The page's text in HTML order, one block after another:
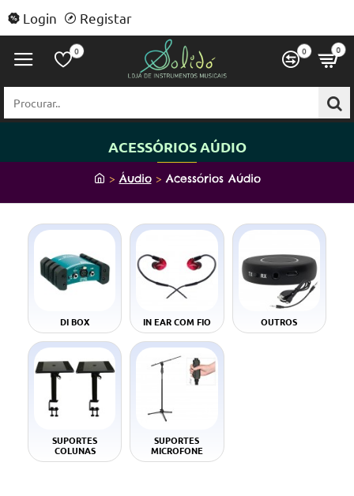
Login Registar
0 0 0
Procurar..
ACESSÓRIOS AÚDIO
h
e
Áudio Acessórios Aúdio
DI BOX IN EAR COM FIO OUTROS
SUPORTES
COLUNAS
SUPORTES
MICROFONE